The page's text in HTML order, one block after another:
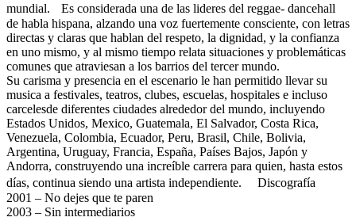
mundial. Es considerada una de las lideres del reggae- dancehall
de habla hispana, alzando una voz fuertemente consciente, con letras
directas y claras que hablan del respeto, la dignidad, y la confianza
en uno mismo, y al mismo tiempo relata situaciones y problemáticas
comunes que atraviesan a los barrios del tercer mundo.
Su carisma y presencia en el escenario le han permitido llevar su
musica a festivales, teatros, clubes, escuelas, hospitales e incluso
carcelesde diferentes ciudades alrededor del mundo, incluyendo
Estados Unidos, Mexico, Guatemala, El Salvador, Costa Rica,
Venezuela, Colombia, Ecuador, Peru, Brasil, Chile, Bolivia,
Argentina, Uruguay, Francia, España, Países Bajos, Japón y
Andorra, construyendo una increíble carrera para quien, hasta estos
días, continua siendo una artista independiente. Discografía
2001 – No dejes que te paren
2003 – Sin intermediarios